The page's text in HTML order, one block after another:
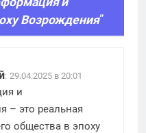
Возрождения”
: 29.04.2025 в 20:01
и
– это реальная
общества в эпоху